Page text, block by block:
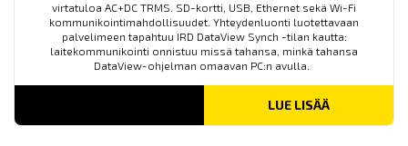
virtatuloa AC+DC TRMS. SD-kortti, USB, Ethernet sekä Wi-Fi
kommunikointimahdollisuudet. Yhteydenluonti luotettavaan
palvelimeen tapahtuu IRD DataView Synch -tilan kautta:
laitekommunikointi onnistuu missä tahansa, minkä tahansa
DataView-ohjelman omaavan PC:n avulla.
LUE LISÄÄ